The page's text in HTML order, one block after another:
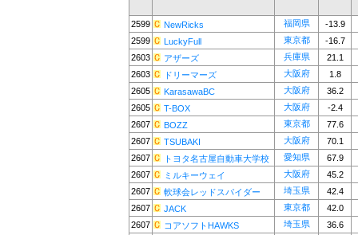
2599 NewRicks 福岡県
-13.9
2599
LuckyFull 東京都
-16.7
2603
アザーズ 兵庫県
21.1
2603
ドリーマーズ 大阪府
1.8
2605
KarasawaBC 大阪府
36.2
2605
T-BOX 大阪府
-2.4
2607
BOZZ 東京都
77.6
2607
TSUBAKI 大阪府
70.1
2607
トヨタ名古屋自動車大学校 愛知県
67.9
2607
ミルキーウェイ 大阪府
45.2
2607
軟球会レッドスパイダー 埼玉県
42.4
2607
JACK 東京都
42.0
2607
コアソフトHAWKS 埼玉県
36.6